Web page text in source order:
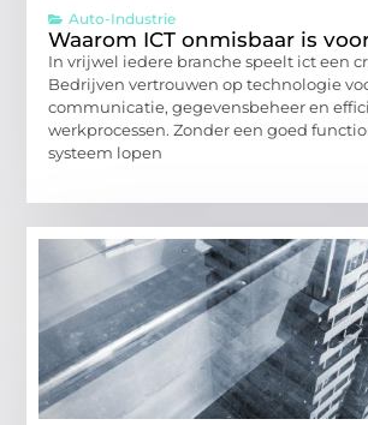
Auto-Industrie
Waarom ICT onmisbaar is
In vrijwel iedere branche speelt ict een
Bedrijven vertrouwen op technologie
communicatie, gegevensbeheer en
werkprocessen. Zonder een goed
systeem lopen